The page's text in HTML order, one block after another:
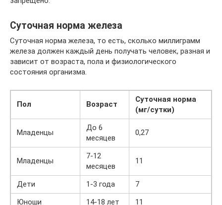
Суточная норма железа
Суточная норма железа, то есть, сколько миллиграмм
железа должен каждый день получать человек, разная и
зависит от возраста, пола и физиологического
состояния организма.
Пол Возраст
Суточная норма
(мг/сутки)
Младенцы
До 6
месяцев
0,27
Младенцы
7-12
месяцев
11
Дети 1-3 года
7
Юноши
14-18 лет 11